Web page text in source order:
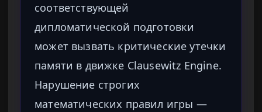
соответствующей
дипломатической подготовки
может вызвать критические утечки
памяти в движке Clausewitz Engine.
Нарушение строгих
математических правил игры —